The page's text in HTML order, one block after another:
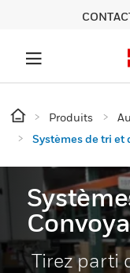
Produits
Systèmes de tri et
Tirez parti